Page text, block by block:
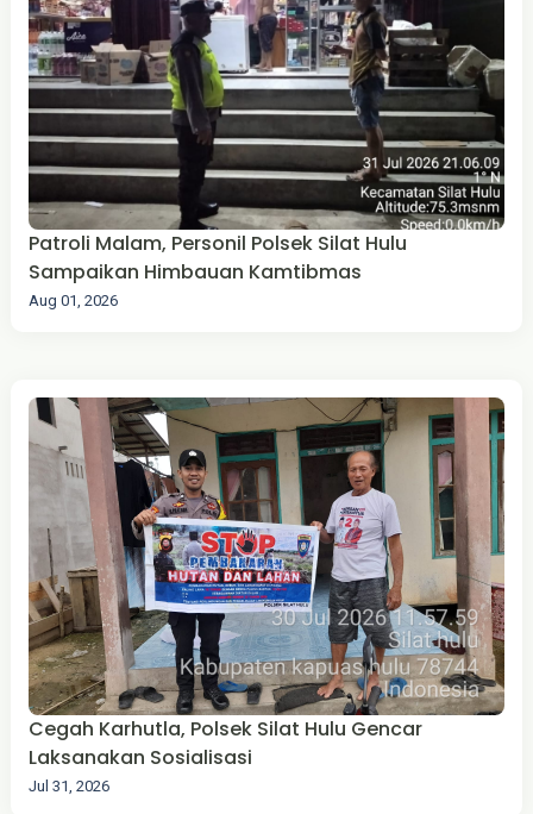
Patroli Malam, Personil Polsek Silat Hulu
Sampaikan Himbauan Kamtibmas
Aug 01, 2026
Cegah Karhutla, Polsek Silat Hulu Gencar
Laksanakan Sosialisasi
Jul 31, 2026